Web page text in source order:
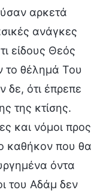
αρκετά
ανάγκες
είδους Θεός
το θέλημά Του
δε, ότι έπρεπε
της κτίσης.
και νόμοι προς
καθήκον που θα
όντα
του Αδάμ δεν